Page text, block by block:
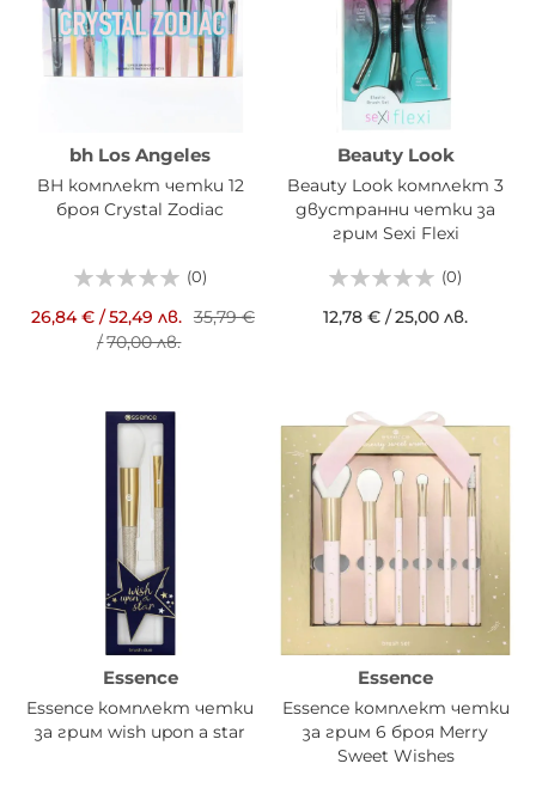
bh Los Angeles
BH комплект четки 12
броя Crystal Zodiac
(0)
26,84 €/52,49 лв. 35,79 €
/70,00 лв.
Beauty Look
Beauty Look комплект 3
двустранни четки за
грим Sexi Flexi
(0)
12,78 € /25,00 лв.
Essence
Essence комплект четки
за грим wish upon a star
Essence
Essence комплект четки
за грим 6 броя Merry
Sweet Wishes